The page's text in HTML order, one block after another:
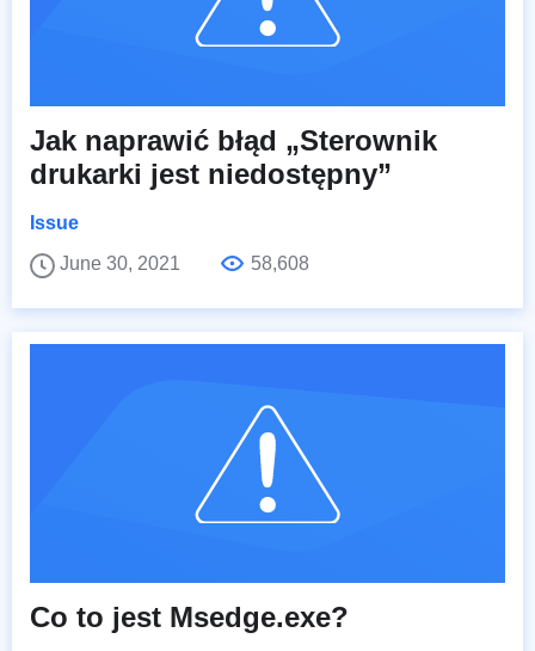
Jak naprawić błąd „Sterownik
drukarki jest niedostępny”
Issue
June 30, 2021
58,608
Co to jest Msedge.exe?